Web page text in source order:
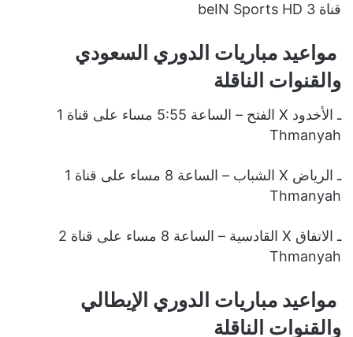
قناة beIN Sports HD 3
مواعيد مباريات الدوري السعودي
والقنوات الناقلة
ـ الأخدود X الفتح – الساعة 5:55 مساء على قناة 1
Thmanyah
ـ الرياض X الشباب – الساعة 8 مساء على قناة 1
Thmanyah
ـ الاتفاق X القادسية – الساعة 8 مساء على قناة 2
Thmanyah
مواعيد مباريات الدوري الإيطالي
والقنوات الناقلة